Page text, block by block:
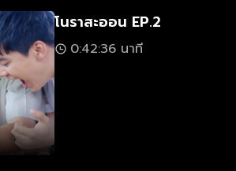
โนราสะออน EP.2
0:42:36 นาที